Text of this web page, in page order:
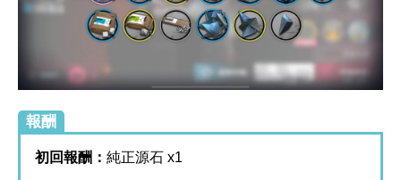
報酬
初回報酬： 純正源石 x1